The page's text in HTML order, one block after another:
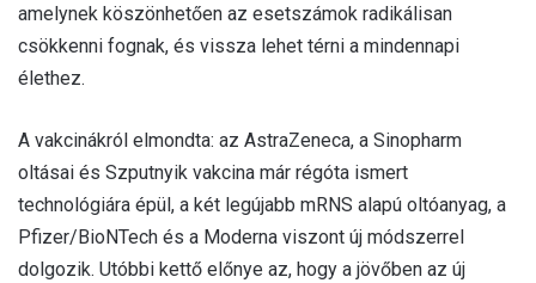
amelynek köszönhetően az esetszámok radikálisan
csökkenni fognak, és vissza lehet térni a mindennapi
élethez.
A vakcinákról elmondta: az AstraZeneca, a Sinopharm
oltásai és Szputnyik vakcina már régóta ismert
technológiára épül, a két legújabb mRNS alapú oltóanyag, a
Pfizer/BioNTech és a Moderna viszont új módszerrel
dolgozik. Utóbbi kettő előnye az, hogy a jövőben az új